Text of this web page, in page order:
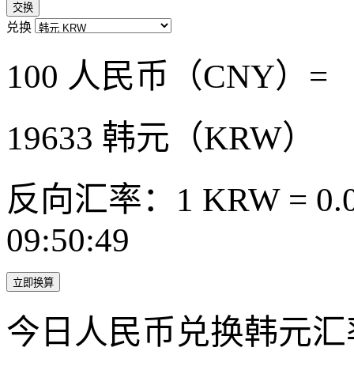
交换
兑换
100 人民币（CNY）=
19633 韩元（KRW）
反向汇率：1 KRW =
09:50:49
立即换算
今日人民币兑换韩元